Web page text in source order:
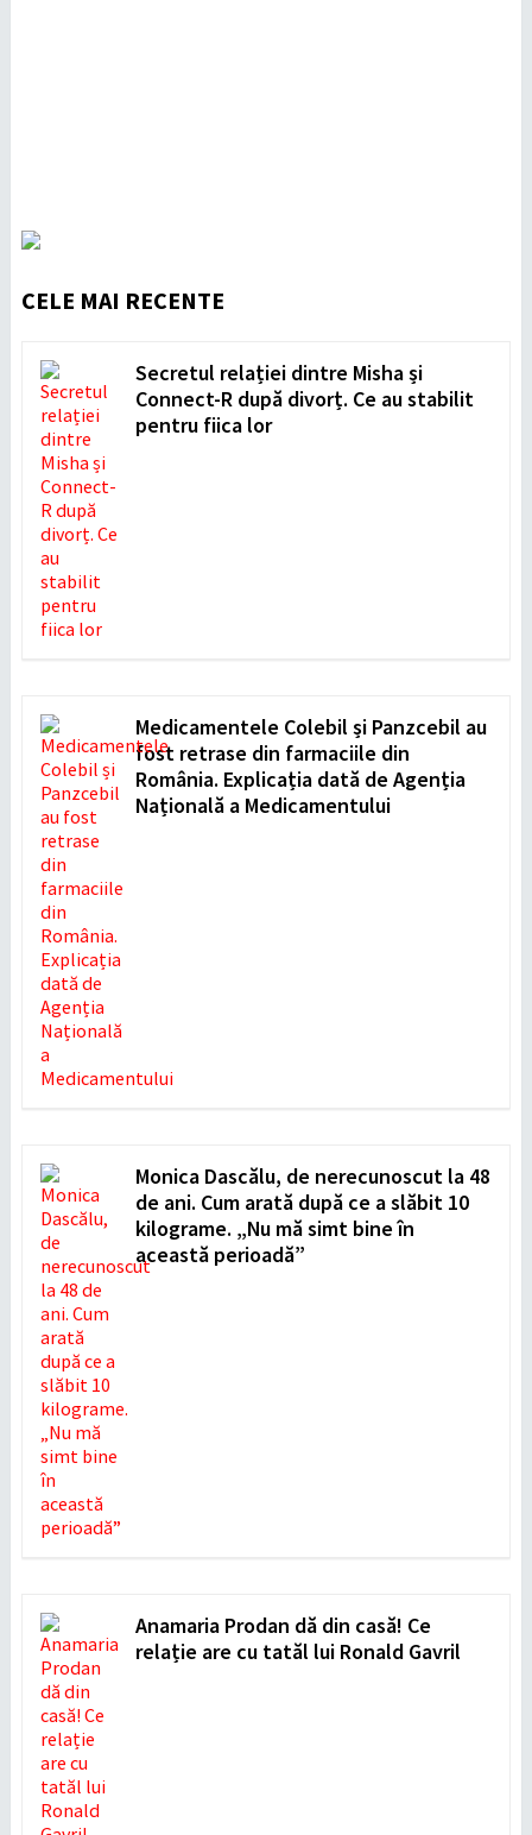
CELE MAI RECENTE
Secretul relației dintre Misha și
Connect-R după divorț. Ce au stabilit
pentru fiica lor
Medicamentele Colebil și Panzcebil au
fost retrase din farmaciile din
România. Explicația dată de Agenția
Națională a Medicamentului
Monica Dascălu, de nerecunoscut la 48
de ani. Cum arată după ce a slăbit 10
kilograme. „Nu mă simt bine în
această perioadă”
Anamaria Prodan dă din casă! Ce
relație are cu tatăl lui Ronald Gavril